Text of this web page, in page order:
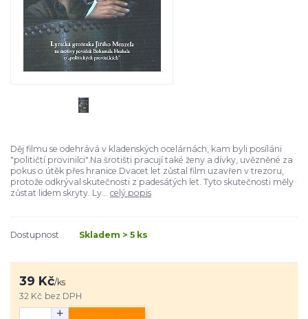
Děj filmu se odehrává v kladenských ocelárnách, kam byli posíláni
"političtí provinilci".Na šrotišti pracují také ženy a dívky, uvězněné za
pokus o útěk přes hranice.Dvacet let zůstal film uzavřen v trezoru,
protože odkrýval skutečnosti z padesátých let. Tyto skutečnosti měly
zůstat lidem skryty. Ly... celý popis
Dostupnost Skladem > 5 ks
39 Kč/ks
32 Kč bez DPH